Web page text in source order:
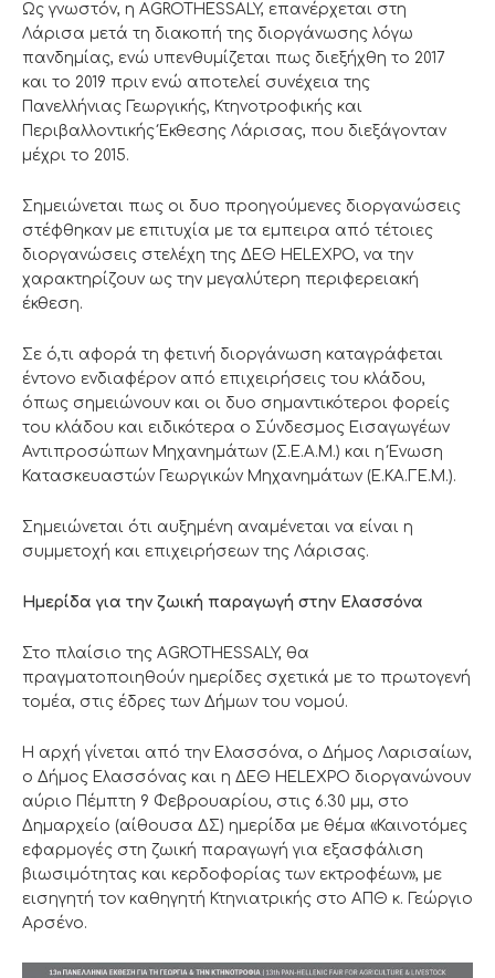
Ως γνωστόν, η AGROTHESSALY, επανέρχεται στη
Λάρισα μετά τη διακοπή της διοργάνωσης λόγω
πανδημίας, ενώ υπενθυμίζεται πως διεξήχθη το 2017
και το 2019 πριν ενώ αποτελεί συνέχεια της
Πανελλήνιας Γεωργικής, Κτηνοτροφικής και
Περιβαλλοντικής Έκθεσης Λάρισας, που διεξάγονταν
μέχρι το 2015.
Σημειώνεται πως οι δυο προηγούμενες διοργανώσεις
στέφθηκαν με επιτυχία με τα εμπειρα από τέτοιες
διοργανώσεις στελέχη της ΔΕΘ HELEXPO, να την
χαρακτηρίζουν ως την μεγαλύτερη περιφερειακή
έκθεση.
Σε ό,τι αφορά τη φετινή διοργάνωση καταγράφεται
έντονο ενδιαφέρον από επιχειρήσεις του κλάδου,
όπως σημειώνουν και οι δυο σημαντικότεροι φορείς
του κλάδου και ειδικότερα ο Σύνδεσμος Εισαγωγέων
Αντιπροσώπων Μηχανημάτων (Σ.Ε.Α.Μ.) και η Ένωση
Κατασκευαστών Γεωργικών Μηχανημάτων (Ε.ΚΑ.ΓΕ.Μ.).
Σημειώνεται ότι αυξημένη αναμένεται να είναι η
συμμετοχή και επιχειρήσεων της Λάρισας.
Ημερίδα για την ζωική παραγωγή στην Ελασσόνα
Στο πλαίσιο της AGROTHESSALY, θα
πραγματοποιηθούν ημερίδες σχετικά με το πρωτογενή
τομέα, στις έδρες των Δήμων του νομού.
Η αρχή γίνεται από την Ελασσόνα, ο Δήμος Λαρισαίων,
ο Δήμος Ελασσόνας και η ΔΕΘ HELEXPO διοργανώνουν
αύριο Πέμπτη 9 Φεβρουαρίου, στις 6.30 μμ, στο
Δημαρχείο (αίθουσα ΔΣ) ημερίδα με θέμα «Καινοτόμες
εφαρμογές στη ζωική παραγωγή για εξασφάλιση
βιωσιμότητας και κερδοφορίας των εκτροφέων», με
εισηγητή τον καθηγητή Κτηνιατρικής στο ΑΠΘ κ. Γεώργιο
Αρσένο.